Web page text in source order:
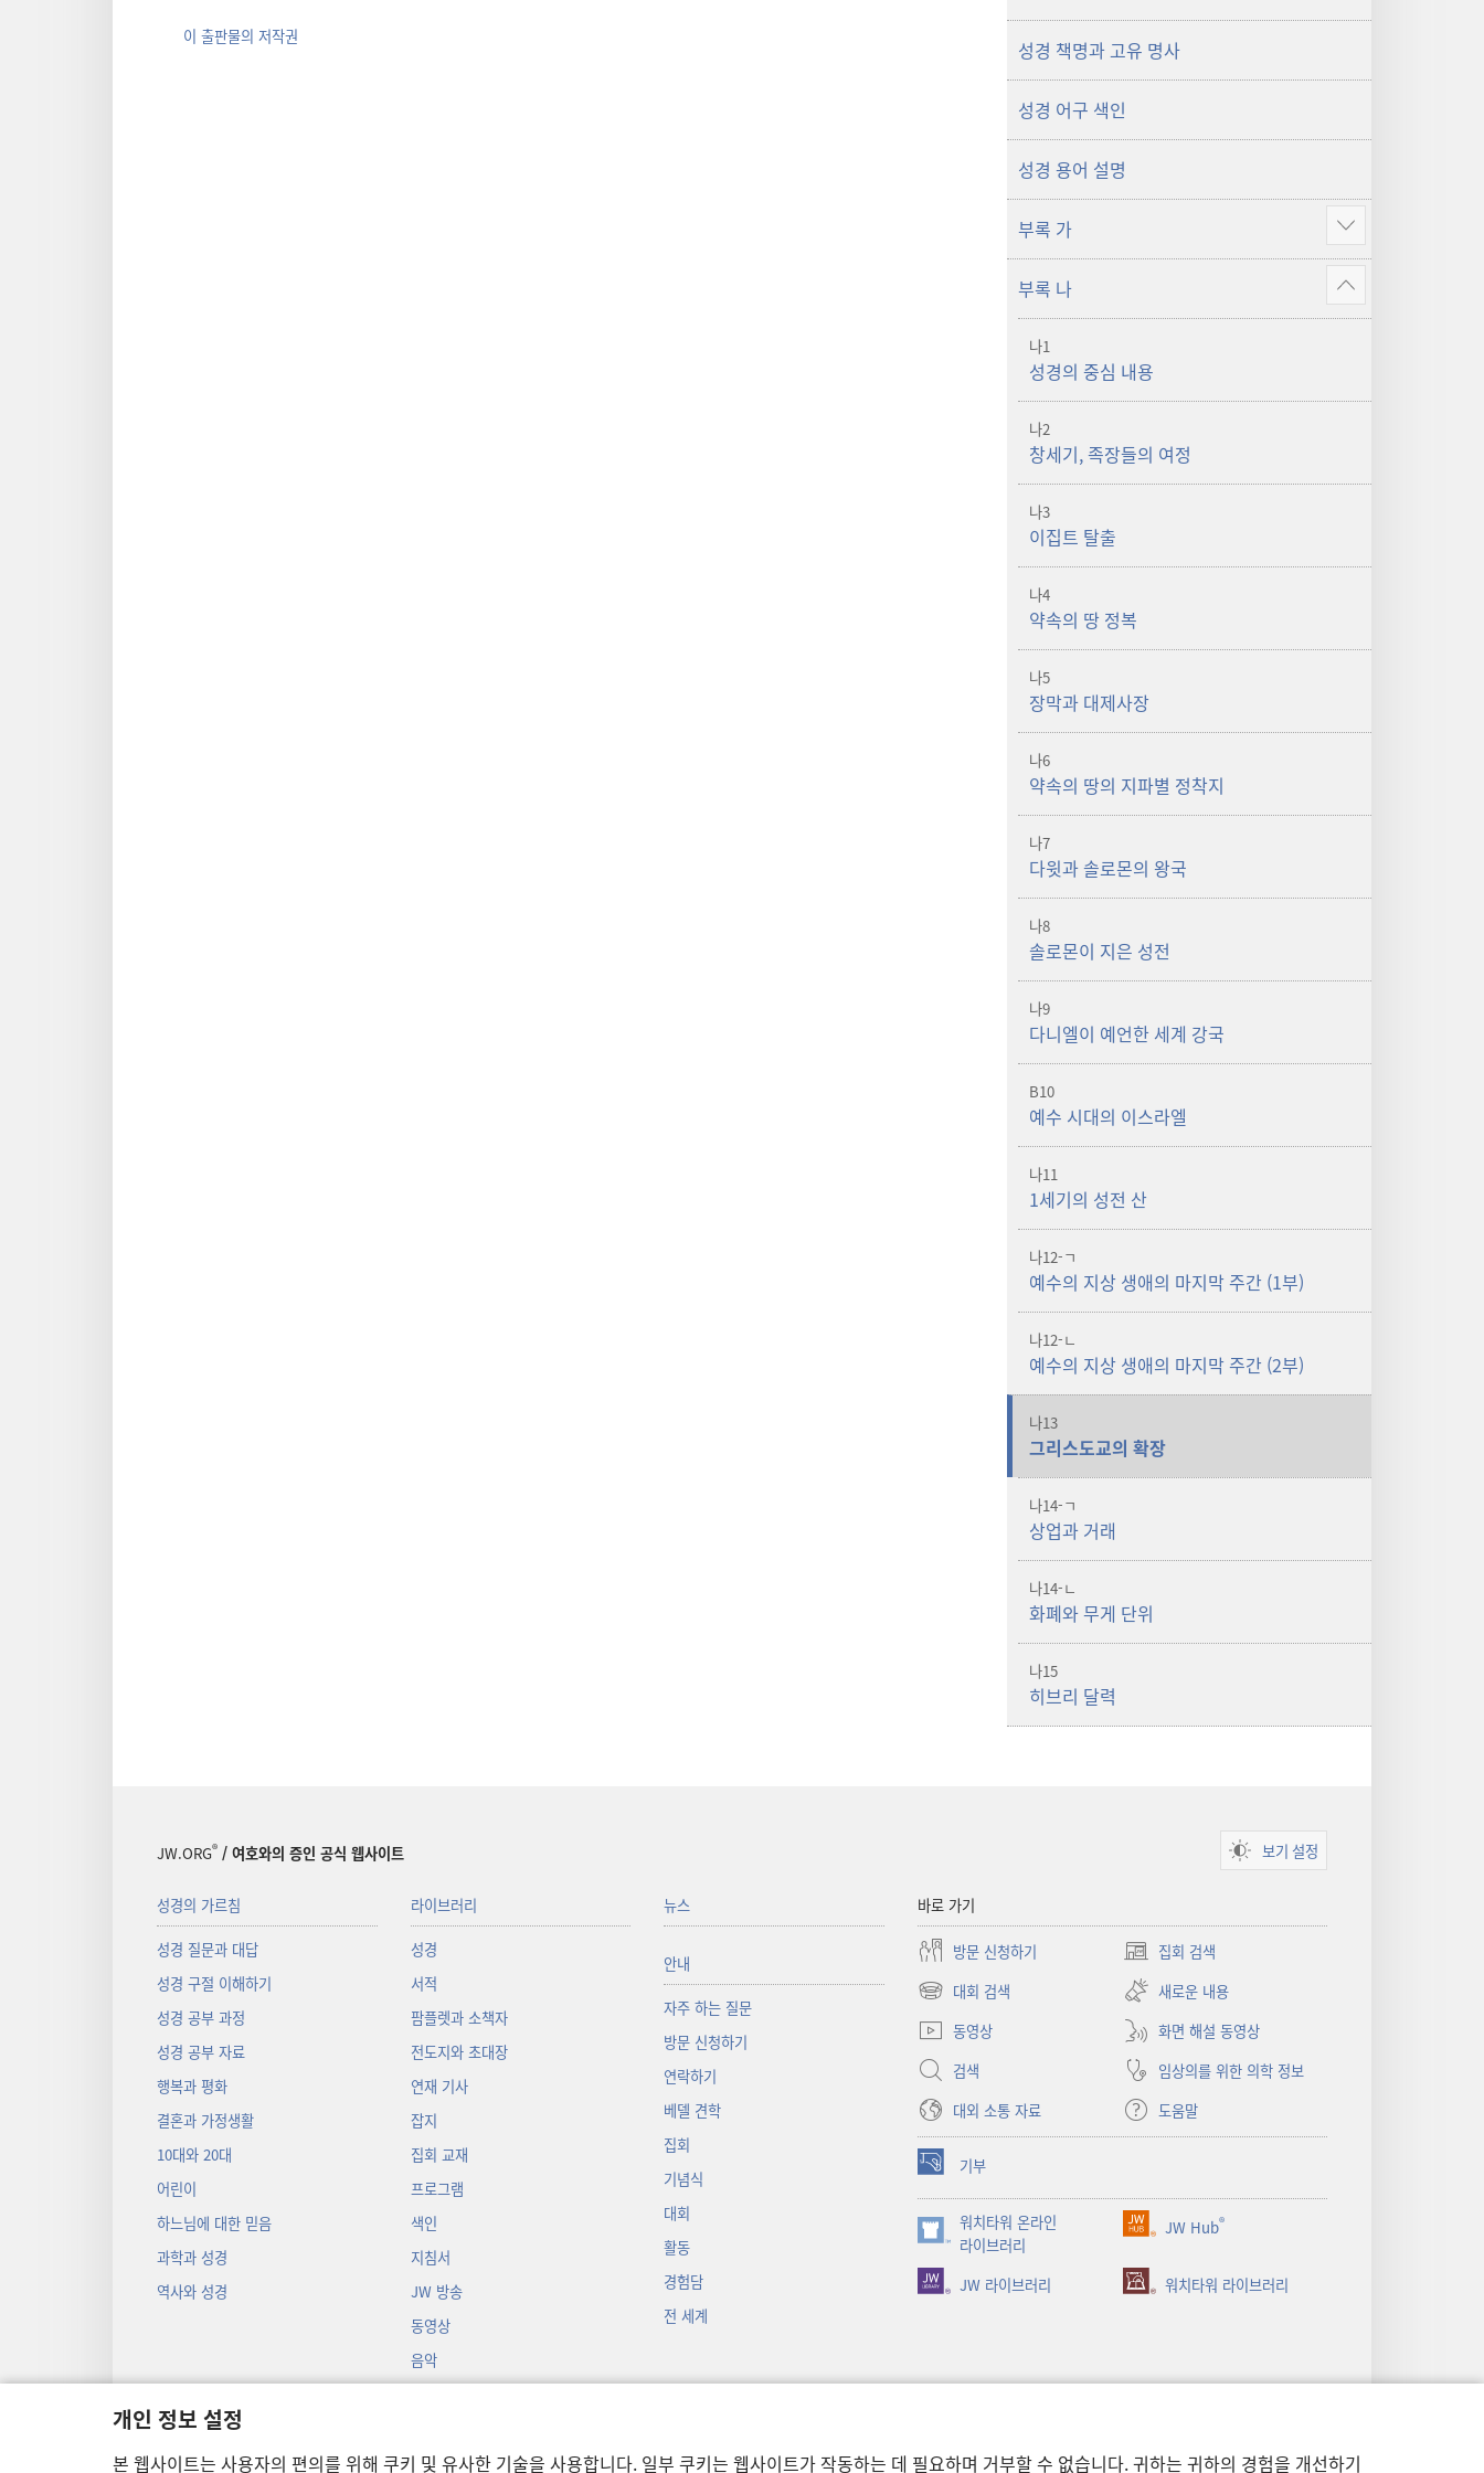
개인 정보 설정
본 웹사이트는 사용자의 편의를 위해 쿠키 및 유사한 기술을 사용합니다. 일부 쿠키는 웹사이트가 작동하는 데 필요하며 거부할 수 없습니다. 귀하는 귀하의 경험을 개선하기
이 출판물의 저작권
성경 책명과 고유 명사
성경 어구 색인
성경 용어 설명
부록 가
더
보기
부록 나
더
보기
나1
성경의 중심 내용
나2
창세기, 족장들의 여정
나3
이집트 탈출
나4
약속의 땅 정복
나5
장막과 대제사장
나6
약속의 땅의 지파별 정착지
나7
다윗과 솔로몬의 왕국
나8
솔로몬이 지은 성전
나9
다니엘이 예언한 세계 강국
B10
예수 시대의 이스라엘
나11
1세기의 성전 산
나12-ㄱ
예수의 지상 생애의 마지막 주간 (1부)
나12-ㄴ
예수의 지상 생애의 마지막 주간 (2부)
나13
그리스도교의 확장
나14-ㄱ
상업과 거래
나14-ㄴ
화폐와 무게 단위
나15
히브리 달력
JW.ORG® / 여호와의 증인 공식 웹사이트 보기 설정
성경의 가르침
성경 질문과 대답
성경 구절 이해하기
성경 공부 과정
성경 공부 자료
행복과 평화
결혼과 가정생활
10대와 20대
어린이
하느님에 대한 믿음
과학과 성경
역사와 성경
라이브러리
성경
서적
팜플렛과 소책자
전도지와 초대장
연재 기사
잡지
집회 교재
프로그램
색인
지침서
JW 방송
동영상
음악
뉴스
안내
자주 하는 질문
방문 신청하기
연락하기
베델 견학
집회
기념식
대회
활동
경험담
전 세계
바로 가기
방문 신청하기 집회 검색
(새로운
창
열기)
대회 검색
(새로운
창
새로운 내용
동영상
화면 해설 동영상
검색
임상의를 위한 의학 정보
대외 소통 자료
도움말
기부
(새로운
창
열기)
워치타워 온라인
라이브러리
(새로운
창
열기)
JW Hub®
(새로운
열기)
JW 라이브러리 워치타워 라이브러리